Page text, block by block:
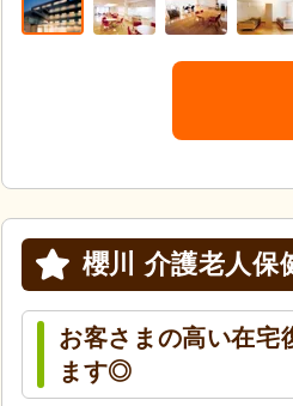
櫻川 介護老人保
お客さまの高い在宅
ます◎